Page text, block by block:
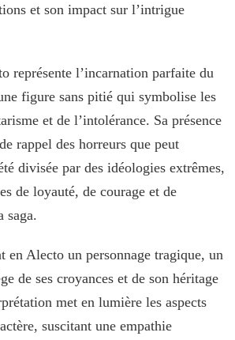
et son impact sur l’intrigue
représente l’incarnation parfaite du
figure sans pitié qui symbolise les
et de l’intolérance. Sa présence
rappel des horreurs que peut
divisée par des idéologies extrêmes,
de loyauté, de courage et de
saga.
en Alecto un personnage tragique, un
de ses croyances et de son héritage
met en lumière les aspects
suscitant une empathie